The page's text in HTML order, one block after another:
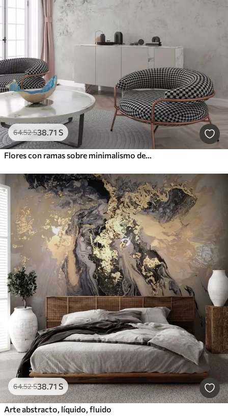
64.52S38.71 S
Flores con ramas sobre minimalismo de fondo de hormigón grunge
64.52S38.71 S
Arte abstracto, líquido, fluido